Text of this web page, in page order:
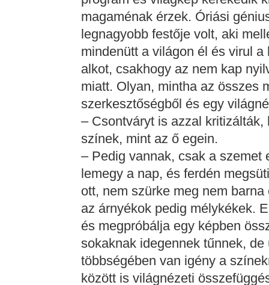
magaménak érzek. Óriási
legnagyobb festője volt, aki
mindenütt a világon él és virul
alkot, csakhogy az nem kap
miatt. Olyan, mintha az összes
szerkesztőségből és egy
– Csontváryt is azzal
színek, mint az ő egein.
– Pedig vannak, csak a
lemegy a nap, és ferdén
ott, nem szürke meg nem
az árnyékok pedig mélykékek.
és megpróbálja egy képben
sokaknak idegennek tűnnek,
többségében van igény a
között is világnézeti